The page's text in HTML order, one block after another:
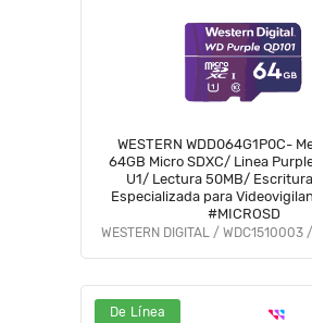
WESTERN WDD064G1P0C-
64GB Micro SDXC/ Linea
U1/ Lectura 50MB/
Especializada para
#MICROSD
De Línea